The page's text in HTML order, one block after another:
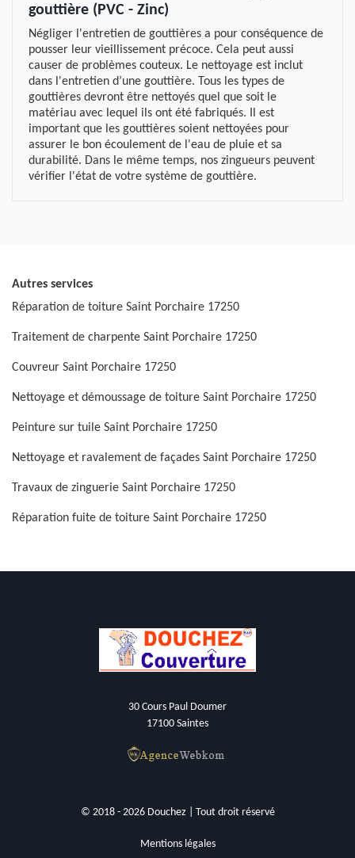
gouttière (PVC - Zinc)
Négliger l'entretien de gouttières a pour conséquence de
pousser leur vieillissement précoce. Cela peut aussi
causer de problèmes couteux. Le nettoyage est inclut
dans l'entretien d’une gouttière. Tous les types de
gouttières devront être nettoyés quel que soit le
matériau avec lequel ils ont été fabriqués. Il est
important que les gouttières soient nettoyées pour
assurer le bon écoulement de l'eau de pluie et sa
durabilité. Dans le même temps, nos zingueurs peuvent
vérifier l'état de votre système de gouttière.
Autres services
Réparation de toiture Saint Porchaire 17250
Traitement de charpente Saint Porchaire 17250
Couvreur Saint Porchaire 17250
Nettoyage et démoussage de toiture Saint Porchaire 17250
Peinture sur tuile Saint Porchaire 17250
Nettoyage et ravalement de façades Saint Porchaire 17250
Travaux de zinguerie Saint Porchaire 17250
Réparation fuite de toiture Saint Porchaire 17250
30 Cours Paul Doumer
17100 Saintes
© 2018 - 2026 Douchez | Tout droit réservé
Mentions légales